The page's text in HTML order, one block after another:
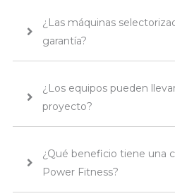
¿Las máquinas
garantía?
¿Los equipos pueden
proyecto?
¿Qué beneficio tiene una
Power Fitness?